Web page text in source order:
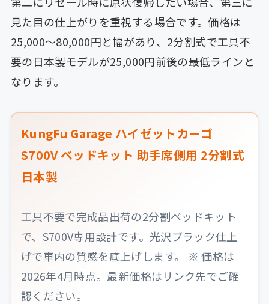
見た目の仕上がりを重視する場合です。価格は
25,000〜80,000円と幅があり、2分割式で工具不
要の日本製モデルが25,000円前後の最低ラインと
なります。
KungFu Garage ハイゼットカーゴ
S700V ベッドキット 助手席側用 2分割式
日本製
工具不要で完成品出荷の2分割ベッドキット
で、S700V専用設計です。光沢ブラック仕上
げで車内の質感を底上げします。 ※ 価格は
2026年4月時点。最新価格はリンク先でご確
認ください。